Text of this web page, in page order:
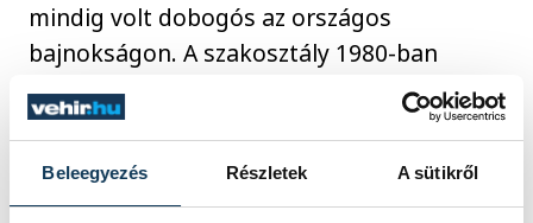
Beleegyezés Részletek A sütikről
mindig volt dobogós az országos
bajnokságon. A szakosztály 1980-ban
beolvadt a Honvéd Schönherz SE-be.
TEKE. Közvetlenül a BVTC alakulása után a
női csapat NB I-es volt, Németh Rozália és